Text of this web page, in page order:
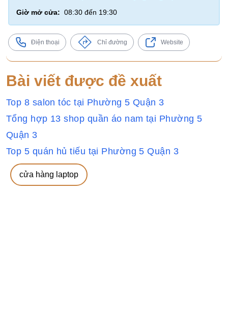
Giờ mở cửa: 08:30 đến 19:30
Điện thoại Chỉ đường Website
Bài viết được đề xuất
Top 8 salon tóc tại Phường 5 Quận 3
Tổng hợp 13 shop quần áo nam tại Phường 5
Quận 3
Top 5 quán hủ tiếu tại Phường 5 Quận 3
cửa hàng laptop